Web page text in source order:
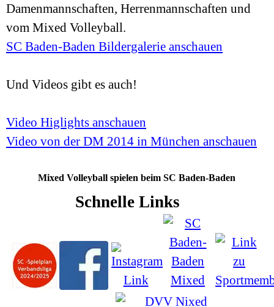
Damenmannschaften, Herrenmannschaften und
vom Mixed Volleyball.
SC Baden-Baden Bildergalerie anschauen
Und Videos gibt es auch!
Video Higlights anschauen
Video von der DM 2014 in München anschauen
Mixed Volleyball spielen beim SC Baden-Baden
Schnelle Links